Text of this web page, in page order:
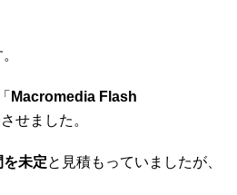
Macromedia Flash
せました。
未定と見積もっていましたが、